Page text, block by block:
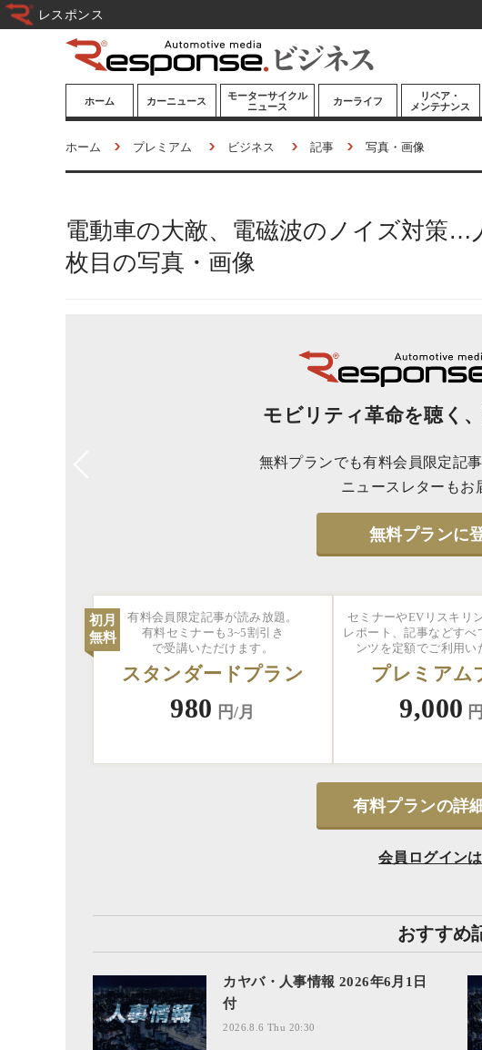
ホーム カーニュース
鉄道
船舶
モーターサイクル
ニュース
カーライフ
モータースポー
ツ/エンタメ
リペア・
メンテナンス
ホーム プレミアム ビジネス 記事 写真・画像
電動車の大敵、電磁波のノイズ対
枚目の写真・画像
モビリティ革命を聴く
無料プランでも有料会員限定記
ニュースレターもお
無料プランに
有料会員限定記事が読み放題。
有料セミナーも3~5割引き
で受講いただけます。
初月
無料
スタンダードプラン
980 円/月
セミナーやEVリスキリ
レポート、記事などすべ
ンツを定額でご利用い
プレミアム
9,000
有料プランの詳
会員ログイン
おすすめ
カヤバ・人事情報 2026年6月1日
付
2026.8.6 Thu 20:30
レスポンス